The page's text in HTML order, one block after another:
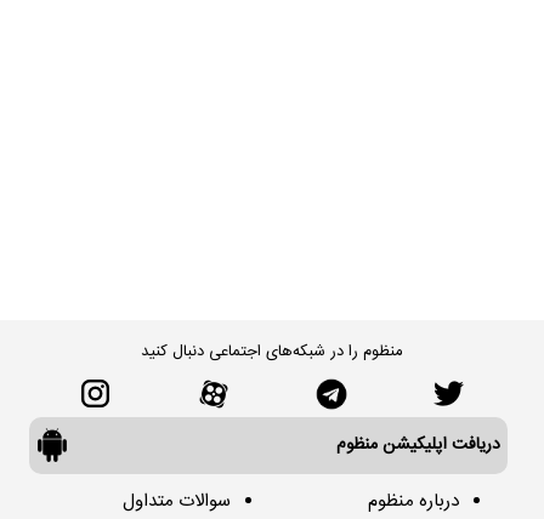
منظوم را در شبکه‌های اجتماعی دنبال کنید
دریافت اپلیکیشن منظوم
درباره منظوم
سوالات متداول